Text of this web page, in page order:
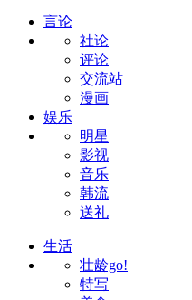
言论
社论
评论
交流站
漫画
娱乐
明星
影视
音乐
韩流
送礼
生活
壮龄go!
特写